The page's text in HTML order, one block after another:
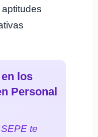
los
Personal
te